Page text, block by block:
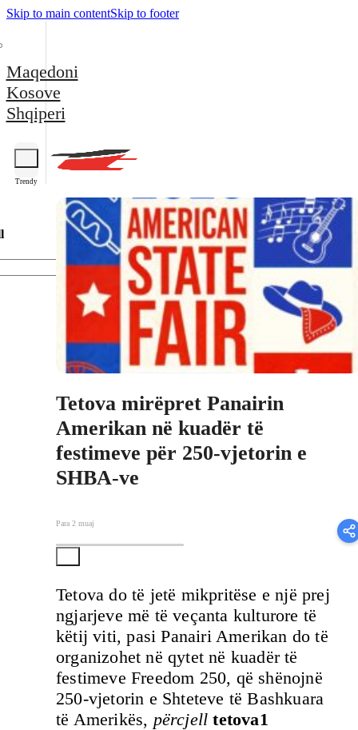
Skip to main contentSkip to footer
Maqedoni
Kosove
Shqiperi
Trendy
Tetova mirëpret Panairin
Amerikan në kuadër të
festimeve për 250-vjetorin e
SHBA-ve
Para 2 muaj
Tetova do të jetë mikpritëse e një prej
ngjarjeve më të veçanta kulturore të
këtij viti, pasi Panairi Amerikan do të
organizohet në qytet në kuadër të
festimeve Freedom 250, që shënojnë
250-vjetorin e Shteteve të Bashkuara
të Amerikës, përcjell tetova1